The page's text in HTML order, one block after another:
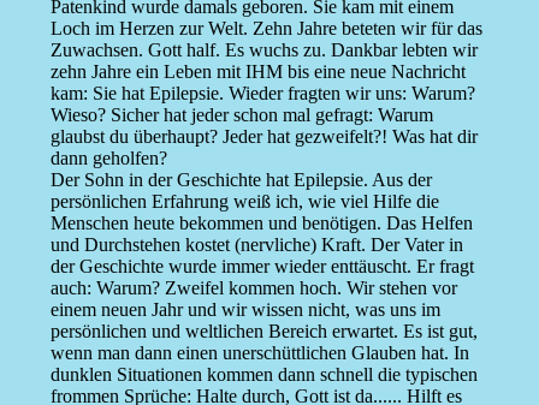
Patenkind wurde damals geboren. Sie kam mit einem
Loch im Herzen zur Welt. Zehn Jahre beteten wir für das
Zuwachsen. Gott half. Es wuchs zu. Dankbar lebten wir
zehn Jahre ein Leben mit IHM bis eine neue Nachricht
kam: Sie hat Epilepsie. Wieder fragten wir uns: Warum?
Wieso? Sicher hat jeder schon mal gefragt: Warum
glaubst du überhaupt? Jeder hat gezweifelt?! Was hat dir
dann geholfen?
Der Sohn in der Geschichte hat Epilepsie. Aus der
persönlichen Erfahrung weiß ich, wie viel Hilfe die
Menschen heute bekommen und benötigen. Das Helfen
und Durchstehen kostet (nervliche) Kraft. Der Vater in
der Geschichte wurde immer wieder enttäuscht. Er fragt
auch: Warum? Zweifel kommen hoch. Wir stehen vor
einem neuen Jahr und wir wissen nicht, was uns im
persönlichen und weltlichen Bereich erwartet. Es ist gut,
wenn man dann einen unerschüttlichen Glauben hat. In
dunklen Situationen kommen dann schnell die typischen
frommen Sprüche: Halte durch, Gott ist da...... Hilft es